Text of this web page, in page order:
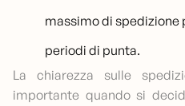
massimo di spedizione
periodi di punta.
La chiarezza sulle
importante quando si